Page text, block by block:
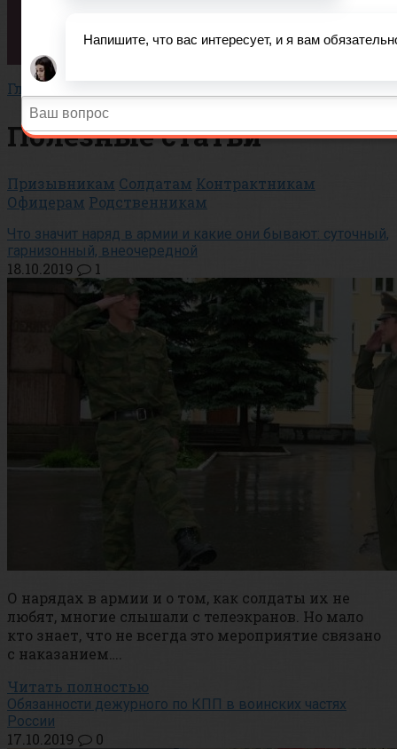
История
Важно!
Главная
Полезные статьи
Призывникам Солдатам Контрактникам
Офицерам Родственникам
Что значит наряд в армии и какие они бывают: суточный,
гарнизонный, внеочередной
18.10.2019 1
О нарядах в армии и о том, как солдаты их не
любят, многие слышали с телеэкранов. Но мало
кто знает, что не всегда это мероприятие связано
с наказанием….
Читать полностью
Обязанности дежурного по КПП в воинских частях
России
17.10.2019 0